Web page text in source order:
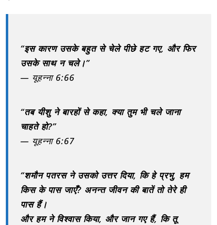
“इस कारण उसके बहुत से चेले पीछे हट गए, और फिर
उसके साथ न चले।”
— यूहन्ना 6:66
“तब यीशु ने बारहों से कहा, क्या तुम भी चले जाना
चाहते हो?”
— यूहन्ना 6:67
“शमौन पतरस ने उसको उत्तर दिया, कि हे प्रभु, हम
किस के पास जाएँ? अनन्त जीवन की बातें तो तेरे ही
पास हैं।
और हम ने विश्वास किया, और जान गए हैं, कि तू